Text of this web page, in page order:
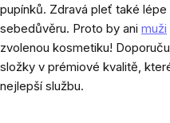
pupínků. Zdravá pleť také
sebedůvěru. Proto by ani muži
zvolenou kosmetiku!
složky v prémiové kvalitě,
nejlepší službu.